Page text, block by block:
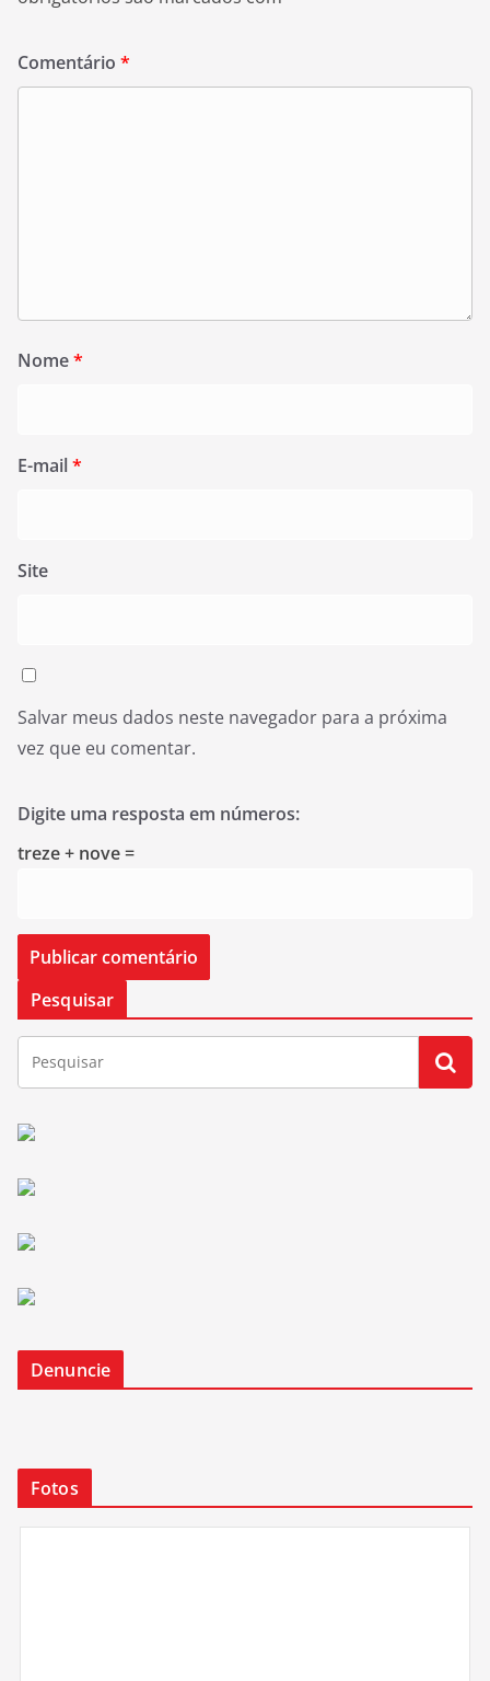
Comentário *
Nome*
E-mail*
Site
Salvar meus dados neste navegador para a próxima
vez que eu comentar.
Digite uma resposta em números:
treze + nove =
Pesquisar
Denuncie
Fotos